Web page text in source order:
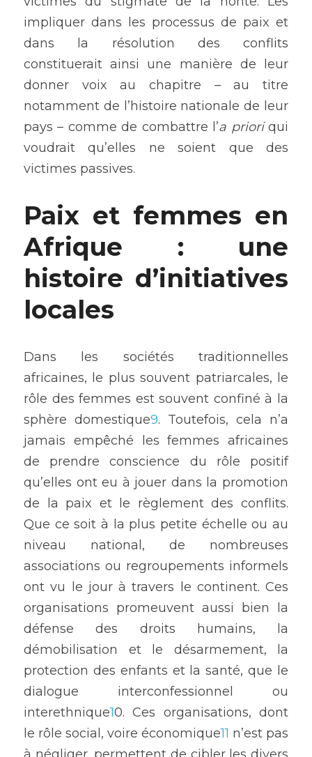
impliquer dans les processus de paix et
dans la résolution des conflits
constituerait ainsi une manière de leur
donner voix au chapitre – au titre
notamment de l’histoire nationale de leur
pays – comme de combattre l’a priori qui
voudrait qu’elles ne soient que des
victimes passives.
Paix et femmes en
Afrique : une
histoire d’initiatives
locales
Dans les sociétés traditionnelles
africaines, le plus souvent patriarcales, le
rôle des femmes est souvent confiné à la
sphère domestique9. Toutefois, cela n’a
jamais empêché les femmes africaines
de prendre conscience du rôle positif
qu’elles ont eu à jouer dans la promotion
de la paix et le règlement des conflits.
Que ce soit à la plus petite échelle ou au
niveau national, de nombreuses
associations ou regroupements informels
ont vu le jour à travers le continent. Ces
organisations promeuvent aussi bien la
défense des droits humains, la
démobilisation et le désarmement, la
protection des enfants et la santé, que le
dialogue interconfessionnel ou
interethnique10. Ces organisations, dont
le rôle social, voire économique11 n’est pas